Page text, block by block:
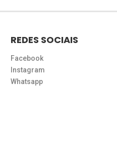
REDES SOCIAIS
Facebook
Instagram
Whatsapp